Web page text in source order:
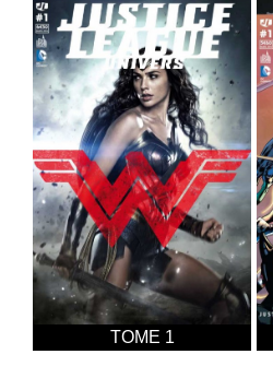
TOME 1